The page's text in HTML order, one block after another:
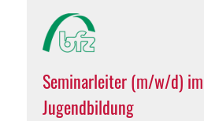
Seminarleiter (m/w/d)
Jugendbildung